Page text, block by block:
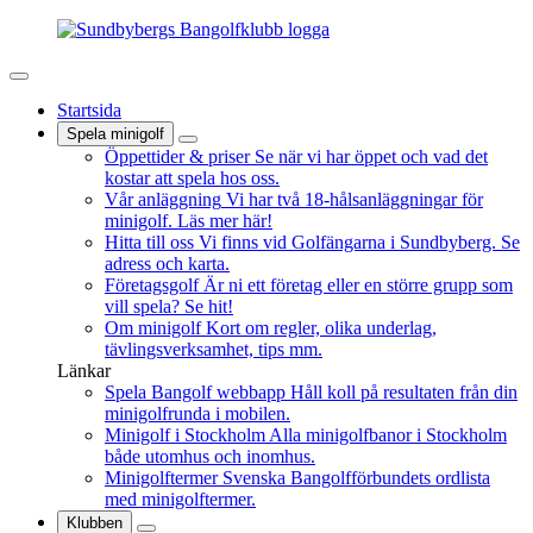
Startsida
Spela minigolf
Öppettider & priser Se när vi har öppet och vad det
kostar att spela hos oss.
Vår anläggning Vi har två 18-hålsanläggningar för
minigolf. Läs mer här!
Hitta till oss Vi finns vid Golfängarna i Sundbyberg. Se
adress och karta.
Företagsgolf Är ni ett företag eller en större grupp som
vill spela? Se hit!
Om minigolf Kort om regler, olika underlag,
tävlingsverksamhet, tips mm.
Länkar
Spela Bangolf webbapp Håll koll på resultaten från din
minigolfrunda i mobilen.
Minigolf i Stockholm Alla minigolfbanor i Stockholm
både utomhus och inomhus.
Minigolftermer Svenska Bangolfförbundets ordlista
med minigolftermer.
Klubben